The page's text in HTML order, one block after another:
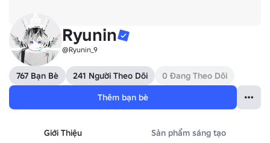
Ryunin
@Ryunin_9
767 Bạn Bè 241 Người Theo Dõi
0 Đang Theo Dõi
Thêm bạn bè
Giới Thiệu Sản phẩm sáng tạo